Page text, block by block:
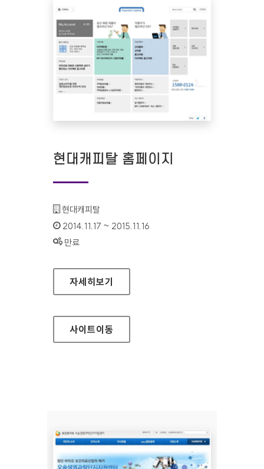
현대캐피탈 홈페이지
기관명 :
현대캐피탈
인증기간 :
2014.11.17 ~ 2015.11.16
상태 :
만료
현대캐피탈 홈페이지
자세히보기
사이트이동